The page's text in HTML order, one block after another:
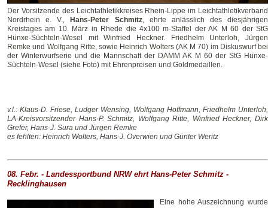
Der Vorsitzende des Leichtathletikkreises Rhein-Lippe im Leichtathletikverband
Nordrhein e. V.,
Hans-Peter Schmitz, ehrte anlässlich des diesjährigen
Kreistages am 10. März in Rhede die 4x100 m-Staffel der AK M 60 der StG
Hünxe-Süchteln-Wesel mit Winfried Heckner. Friedhelm Unterloh, Jürgen
Remke und Wolfgang Ritte, sowie Heinrich Wolters (AK M 70) im Diskuswurf bei
der Winterwurfserie und die Mannschaft der DAMM AK M 60 der StG Hünxe-
Süchteln-Wesel (siehe Foto) mit Ehrenpreisen und Goldmedaillen.
v.l.: Klaus-D. Friese, Ludger Wensing, Wolfgang Hoffmann, Friedhelm Unterloh,
LA-Kreisvorsitzender Hans-P. Schmitz, Wolfgang Ritte, Winfried Heckner, Dirk
Grefer, Hans-J. Sura und Jürgen Remke
es fehlten: Heinrich Wolters, Hans-J. Overwien und Günter Weritz
08. Febr. - Landessportbund NRW ehrt Hans-Peter Schmitz -
Recklinghausen
Eine hohe Auszeichnung wurde